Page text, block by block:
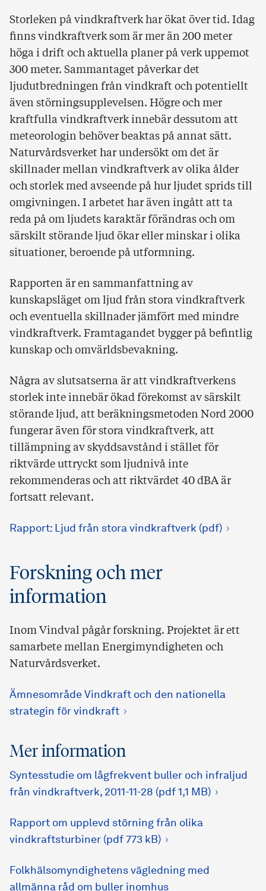
Storleken på vindkraftverk har ökat över tid. Idag
finns vindkraftverk som är mer än 200 meter
höga i drift och aktuella planer på verk uppemot
300 meter. Sammantaget påverkar det
ljudutbredningen från vindkraft och potentiellt
även störningsupplevelsen. Högre och mer
kraftfulla vindkraftverk innebär dessutom att
meteorologin behöver beaktas på annat sätt.
Naturvårdsverket har undersökt om det är
skillnader mellan vindkraftverk av olika ålder
och storlek med avseende på hur ljudet sprids till
omgivningen. I arbetet har även ingått att ta
reda på om ljudets karaktär förändras och om
särskilt störande ljud ökar eller minskar i olika
situationer, beroende på utformning.
Rapporten är en sammanfattning av
kunskapsläget om ljud från stora vindkraftverk
och eventuella skillnader jämfört med mindre
vindkraftverk. Framtagandet bygger på befintlig
kunskap och omvärldsbevakning.
Några av slutsatserna är att vindkraftverkens
storlek inte innebär ökad förekomst av särskilt
störande ljud, att beräkningsmetoden Nord 2000
fungerar även för stora vindkraftverk, att
tillämpning av skyddsavstånd i stället för
riktvärde uttryckt som ljudnivå inte
rekommenderas och att riktvärdet 40 dBA är
fortsatt relevant.
Rapport: Ljud från stora vindkraftverk (pdf)
Forskning och mer
information
Inom Vindval pågår forskning. Projektet är ett
samarbete mellan Energimyndigheten och
Naturvårdsverket.
Ämnesområde Vindkraft och den nationella
strategin för vindkraft
Mer information
Syntesstudie om lågfrekvent buller och infraljud
från vindkraftverk, 2011-11-28 (pdf 1,1 MB)
Rapport om upplevd störning från olika
vindkraftsturbiner (pdf 773 kB)
Folkhälsomyndighetens vägledning med
allmänna råd om buller inomhus